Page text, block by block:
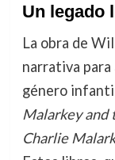
Un legado
La obra de
narrativa para
género
Malarkey
Charlie